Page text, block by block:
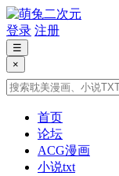
登录 注册
☰
×
首页
论坛
ACG漫画
小说txt